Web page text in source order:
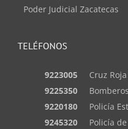
TELÉFONOS
9223005
Cruz
9225350
Bomberos
9220180
Policía
9245320
Policía
Poder Judicial Zacatecas